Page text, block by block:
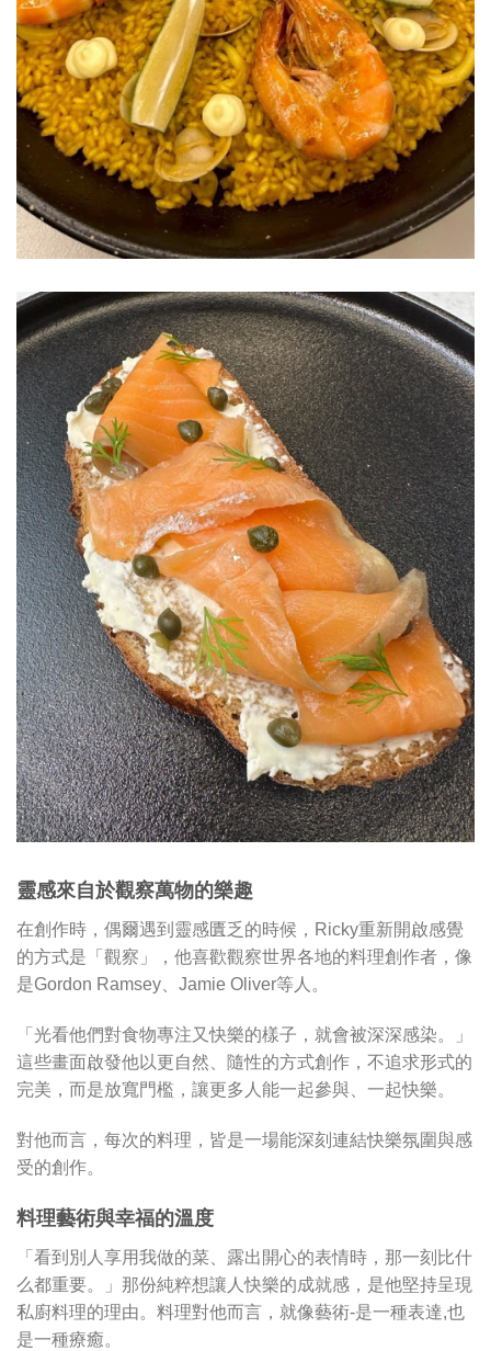
靈感來自於觀察萬物的樂趣
在創作時，偶爾遇到靈感匱乏的時候，Ricky重新開啟感覺
的方式是「觀察」，他喜歡觀察世界各地的料理創作者，像
是Gordon Ramsey、Jamie Oliver等人。
「光看他們對食物專注又快樂的樣子，就會被深深感染。」
這些畫面啟發他以更自然、隨性的方式創作，不追求形式的
完美，而是放寬門檻，讓更多人能一起參與、一起快樂。
對他而言，每次的料理，皆是一場能深刻連結快樂氛圍與感
受的創作。
料理藝術與幸福的溫度
「看到別人享用我做的菜、露出開心的表情時，那一刻比什
么都重要。」那份純粹想讓人快樂的成就感，是他堅持呈現
私廚料理的理由。料理對他而言，就像藝術-是一種表達,也
是一種療癒。